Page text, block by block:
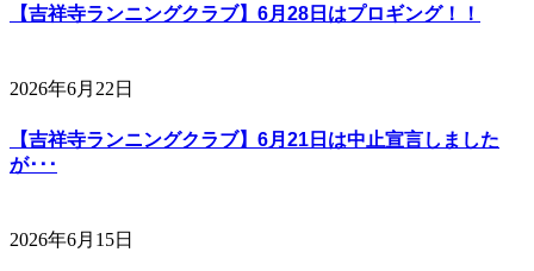
【吉祥寺ランニングクラブ】6月28日はプロギング！！
2026年6月22日
【吉祥寺ランニングクラブ】6月21日は中止宣言しました
が･･･
2026年6月15日